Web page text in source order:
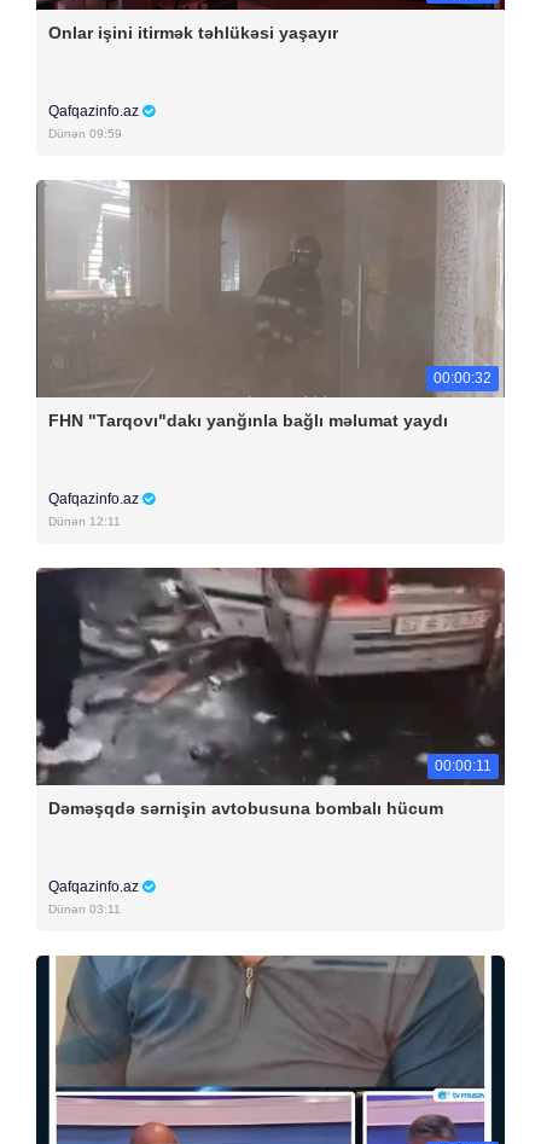
Onlar işini itirmək təhlükəsi yaşayır
Qafqazinfo.az
Dünən 09:59
00:00:32
FHN "Tarqovı"dakı yanğınla bağlı məlumat yaydı
Qafqazinfo.az
Dünən 12:11
00:00:11
Dəməşqdə sərnişin avtobusuna bombalı hücum
Qafqazinfo.az
Dünən 03:11